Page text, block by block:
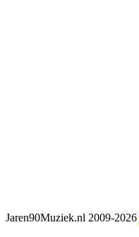
Jaren90Muziek.nl 2009-2026